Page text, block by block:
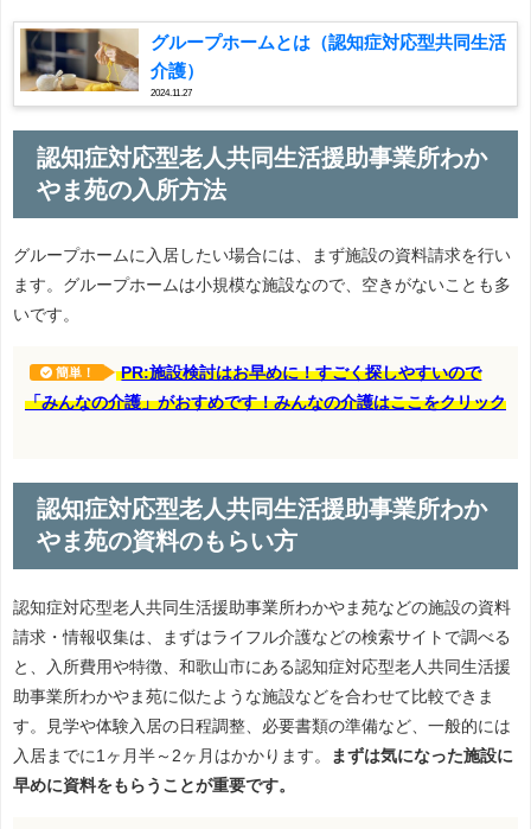
グループホームとは（認知症対応型共同生活
介護）
2024.11.27
認知症対応型老人共同生活援助事業所わか
やま苑の入所方法
グループホームに入居したい場合には、まず施設の資料請求を行い
ます。グループホームは小規模な施設なので、空きがないことも多
いです。
簡単！
PR:施設検討はお早めに！すごく探しやすいので
「みんなの介護」がおすめです！みんなの介護はここをクリック
認知症対応型老人共同生活援助事業所わか
やま苑の資料のもらい方
認知症対応型老人共同生活援助事業所わかやま苑などの施設の資料
請求・情報収集は、まずはライフル介護などの検索サイトで調べる
と、入所費用や特徴、和歌山市にある認知症対応型老人共同生活援
助事業所わかやま苑に似たような施設などを合わせて比較できま
す。見学や体験入居の日程調整、必要書類の準備など、一般的には
入居までに1ヶ月半～2ヶ月はかかります。
まずは気になった施設に
早めに資料をもらうことが重要です。